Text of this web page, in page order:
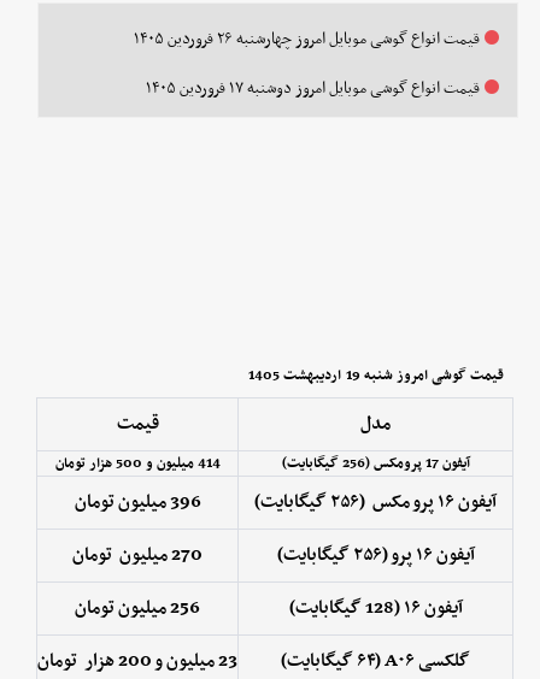
قیمت انواع گوشی موبایل‌ امروز چهارشنبه ۲۶ فروردین ۱۴۰۵
قیمت انواع گوشی موبایل امروز دوشنبه ۱۷ فروردین ۱۴۰۵
قیمت گوشی امروز شنبه 19 اردیبهشت 1405
مدل قیمت
آیفون 17 پرومکس (256 گیگابایت) 414 میلیون و 500 هزار تومان
آیفون ۱۶ پرو مکس (۲۵۶ گیگابایت)
396 میلیون تومان
آیفون ۱۶ پرو (۲۵۶ گیگابایت)
270 میلیون تومان
آیفون ۱۶ (128 گیگابایت)
256 میلیون تومان
گلکسی A۰۶ (۶۴ گیگابایت)
23 میلیون و 200 هزار تومان